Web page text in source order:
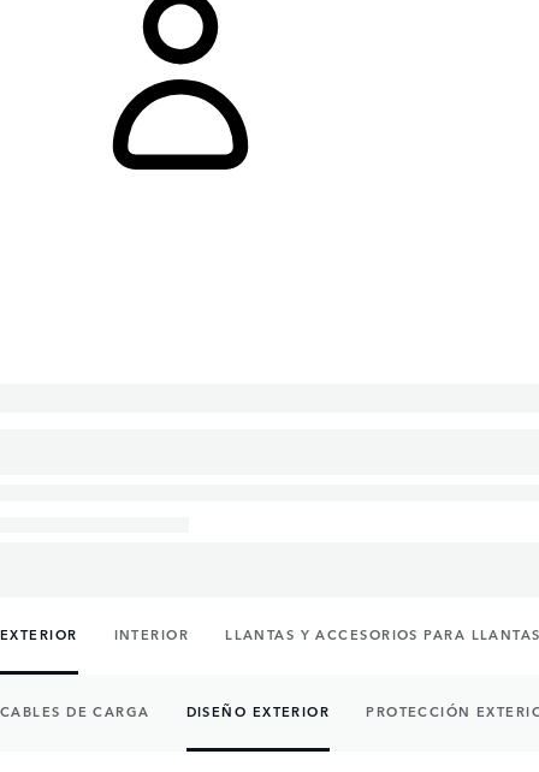
EXTERIOR INTERIOR LLANTAS Y ACCESORIOS PARA
CABLES DE CARGA DISEÑO EXTERIOR PROTECCIÓN